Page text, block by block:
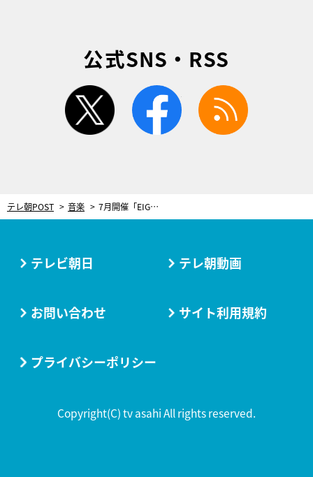
公式SNS・RSS
twitter facebook
テレ朝POST 音楽 7月開催「EIGHT-JAM FES 2026」全9組の出演アーティスト発表！SUPER EIGHTは両日出演
テレビ朝日 テレ朝動画
お問い合わせ サイト利用規約
プライバシーポリシー
Copyright(C) tv asahi All rights reserved.